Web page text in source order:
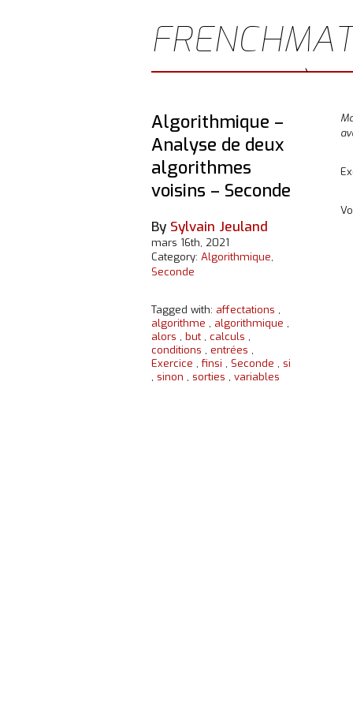
JEULAND)
Algorithmique –
Analyse de deux
algorithmes
voisins – Seconde
By Sylvain Jeuland
mars 16th, 2021
Category: Algorithmique,
Seconde
Tagged with: affectations ,
algorithme , algorithmique ,
alors , but , calculs ,
conditions , entrées ,
Exercice ,finsi , Seconde , si
, sinon , sorties , variables